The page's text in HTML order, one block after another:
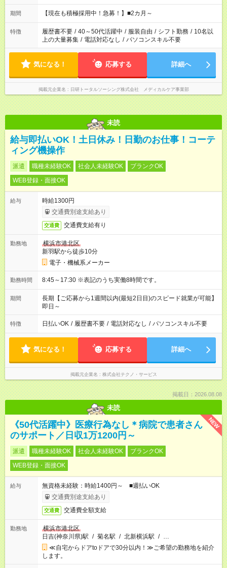
お仕事で希望する勤務時間と、もう1つのお仕事の勤務時間の合
計が 週40時間を超えなければOKです。
期間 【現在も積極採用中！急募！】■2カ月～
特徴 履歴書不要 / 40～50代活躍中 / 服装自由 / シフト勤務 / 10名以
上の大量募集 / 電話対応なし / パソコンスキル不要
気になる！ 応募する 詳細へ
掲載元企業名 日研トータルソーシング株式会社 メディカルケア事業部
未読
給与即払いOK！土日休み！日勤のお仕事！コーテ
ィング機操作
派遣 職種未経験OK 社会人未経験OK
ブランクOK
WEB登録・面接OK
給与
時給1300円
交通費別途支給あり
交通費 交通費支給有り
勤務地
横浜市港北区
新羽駅から徒歩10分
電子・機械系メーカー
勤務時間 8:45～17:30 ※表記のうち実働8時間です。
期間
長期【ご応募から1週間以内(最短2日目)のスピード就業が可能】
即日～
特徴 日払いOK / 履歴書不要 / 電話対応なし / パソコンスキル不要
気になる！ 応募する 詳細へ
掲載元企業名 株式会社テクノ・サービス
掲載日：2026.08.08
未読
NEW
《50代活躍中》医療行為なし＊病院で患者さん
のサポート／日収1万1200円～
派遣 職種未経験OK 社会人未経験OK
ブランクOK
WEB登録・面接OK
給与
無資格未経験：時給1400円～ ■週払いOK
交通費別途支給あり
交通費 交通費全額支給
勤務地
横浜市港北区
日吉(神奈川県)駅 / 菊名駅 / 北新横浜駅 / …
≪自宅からドアtoドアで30分以内！≫ご希望の勤務地を紹介
します。